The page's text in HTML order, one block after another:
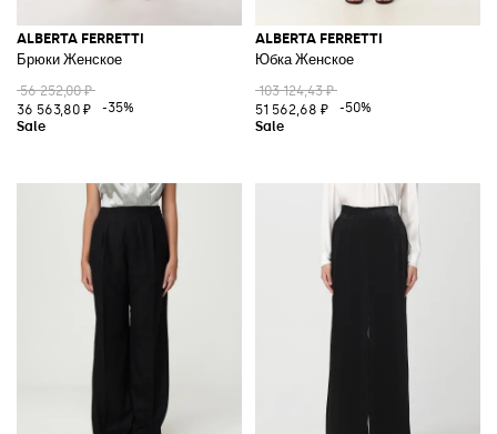
ALBERTA FERRETTI
Брюки Женское
56 252,00 ₽
36 563,80 ₽
-35%
ALBERTA FERRETTI
Юбка Женское
103 124,43 ₽
51 562,68 ₽
-50%